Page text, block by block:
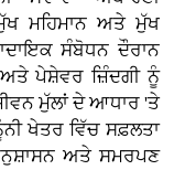
ਮਹਿਮਾਨ ਅਤੇ ਮੁੱਖ
ਸੰਬੋਧਨ ਦੌਰਾਨ
ਪੇਸ਼ੇਵਰ ਜ਼ਿੰਦਗੀ ਨੂੰ
ਮੁੱਲਾਂ ਦੇ ਆਧਾਰ 'ਤੇ
ਖੇਤਰ ਵਿੱਚ ਸਫ਼ਲਤਾ
ਅਤੇ ਸਮਰਪਣ